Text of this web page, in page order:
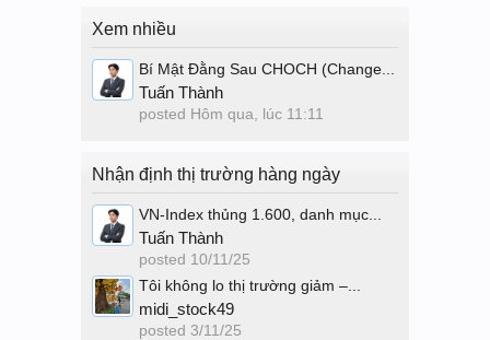
Xem nhiều
Bí Mật Đằng Sau CHOCH (Change...
Tuấn Thành
posted Hôm qua, lúc 11:11
Nhận định thị trường hàng ngày
VN-Index thủng 1.600, danh mục...
Tuấn Thành
posted 10/11/25
Tôi không lo thị trường giảm –...
midi_stock49
posted 3/11/25